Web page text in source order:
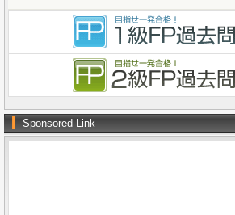
Sponsored Link